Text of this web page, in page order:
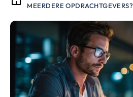
MEERDERE OPDRACHTGEVERS?